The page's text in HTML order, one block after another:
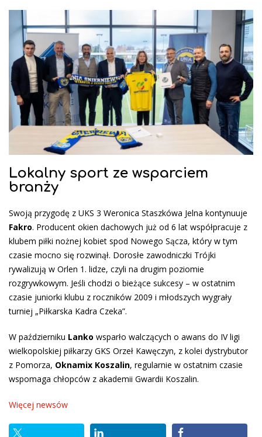
Lokalny sport ze wsparciem
branży
Swoją przygodę z UKS 3 Weronica Staszkówa Jelna kontynuuje
Fakro. Producent okien dachowych już od 6 lat współpracuje z
klubem piłki nożnej kobiet spod Nowego Sącza, który w tym
czasie mocno się rozwinął. Dorosłe zawodniczki Trójki
rywalizują w Orlen 1. lidze, czyli na drugim poziomie
rozgrywkowym. Jeśli chodzi o bieżące sukcesy – w ostatnim
czasie juniorki klubu z roczników 2009 i młodszych wygrały
turniej „Piłkarska Kadra Czeka”.
W październiku Lanko wsparło walczących o awans do IV ligi
wielkopolskiej piłkarzy GKS Orzeł Kawęczyn, z kolei dystrybutor
z Pomorza, Oknamix Koszalin, regularnie w ostatnim czasie
wspomaga chłopców z akademii Gwardii Koszalin.
Więcej newsów